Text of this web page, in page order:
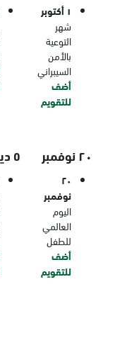
١ أكتوبر
شهر
التوعية
بالأمن
السيبراني
أضف
للتقويم
٢٠ نوفمبر
٢٠
نوفمبر
اليوم
العالمي
للطفل
أضف
للتقويم
٥ ديسمبر